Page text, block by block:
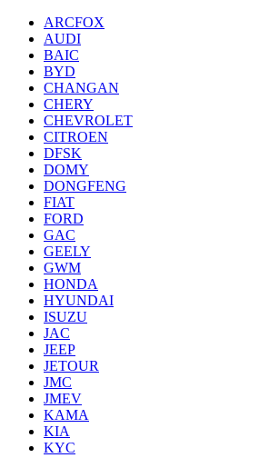
ARCFOX
AUDI
BAIC
BYD
CHANGAN
CHERY
CHEVROLET
CITROEN
DFSK
DOMY
DONGFENG
FIAT
FORD
GAC
GEELY
GWM
HONDA
HYUNDAI
ISUZU
JAC
JEEP
JETOUR
JMC
JMEV
KAMA
KIA
KYC